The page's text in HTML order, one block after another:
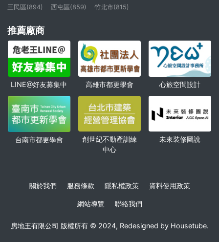
三民區(894)
西屯區(859) 竹北市(815)
推薦廠商
LINE@好友募集中 高雄市都更學會 心旅空間設計
台南市都更學會
創世紀不動產訓練
中心
未來裝修圖說
關於我們 服務條款 隱私權政策 資料使用政策
網站導覽 聯絡我們
房地王有限公司 版權所有 © 2024, Redesigned by Housetube.